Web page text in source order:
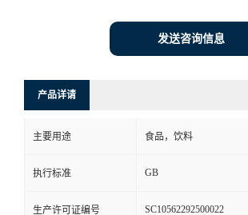
发送咨询信息
产品详请
主要用途 食品，饮料
执行标准 GB
生产许可证编号 SC10562292500022